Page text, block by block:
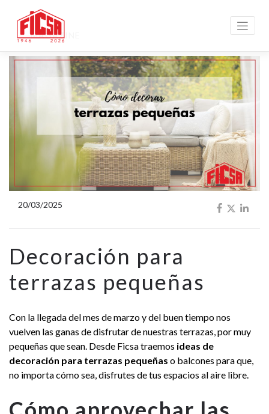
MAGAZINE
20/03/2025
Decoración para
terrazas pequeñas
Con la llegada del mes de marzo y del buen tiempo nos
vuelven las ganas de disfrutar de nuestras terrazas, por muy
pequeñas que sean. Desde Ficsa traemos ideas de
decoración para terrazas pequeñas o balcones para que,
no importa cómo sea, disfrutes de tus espacios al aire libre.